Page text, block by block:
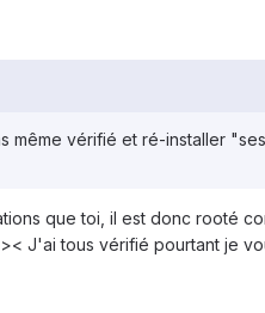
vérifié et ré-installer
que toi, il est donc rooté
J'ai tous vérifié pourtant je